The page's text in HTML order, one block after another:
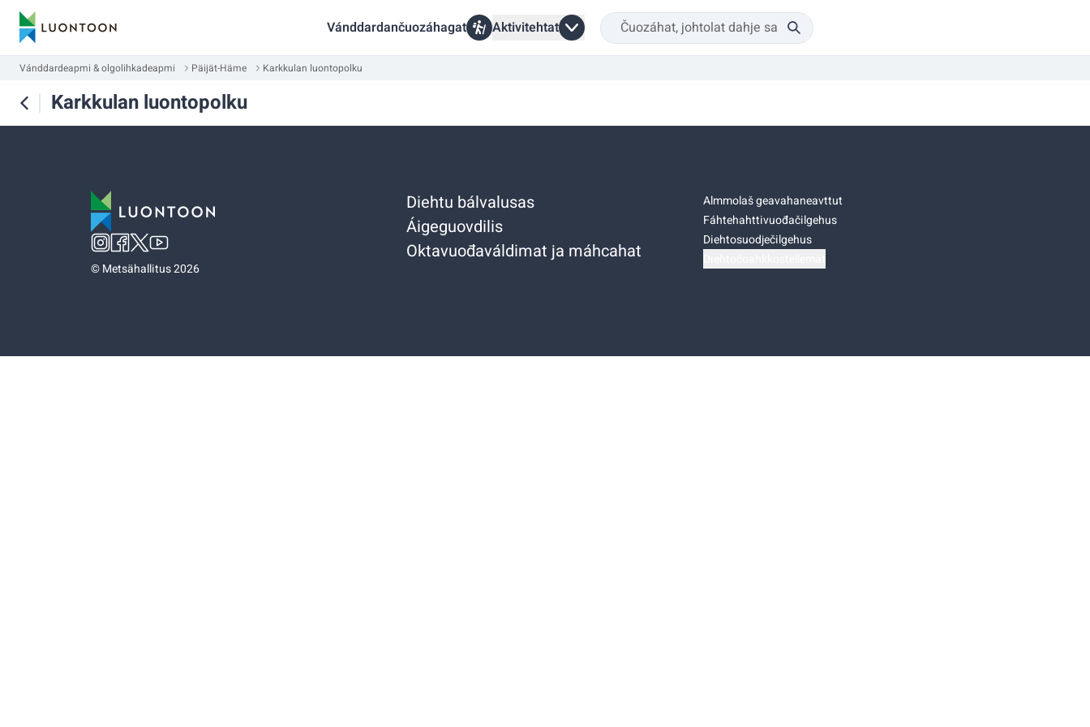
Vánddardančuozáhagat Aktivitehtat
Vánddardeapmi & olgolihkadeapmi Päijät-Häme Karkkulan luontopolku
Karkkulan luontopolku
©Metsähallitus 2026
Diehtu bálvalusas
Áigeguovdilis
Oktavuođaváldimat ja máhcahat
Almmolaš geavahaneavttut
Fáhtehahttivuođačilgehus
Diehtosuodječilgehus